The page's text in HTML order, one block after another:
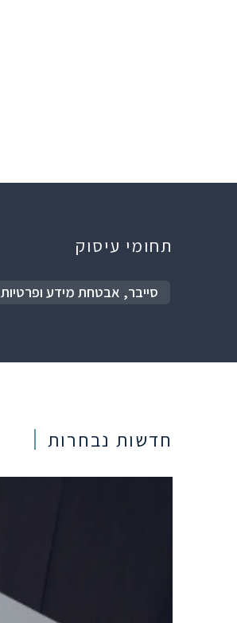
תחומי עיסוק
סייבר, אבטחת מידע ופרטיות
חדשות נבחרות